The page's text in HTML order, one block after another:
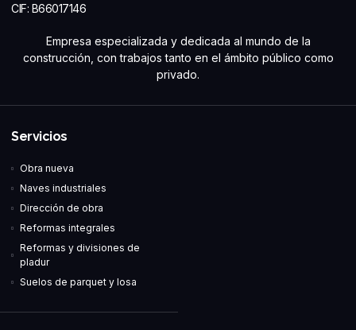
CIF: B66017146
Empresa especializada y dedicada al mundo de la
construcción, con trabajos tanto en el ámbito público como
privado.
Servicios
Obra nueva
Naves industriales
Dirección de obra
Reformas integrales
Reformas y divisiones de
pladur
Suelos de parquet y losa